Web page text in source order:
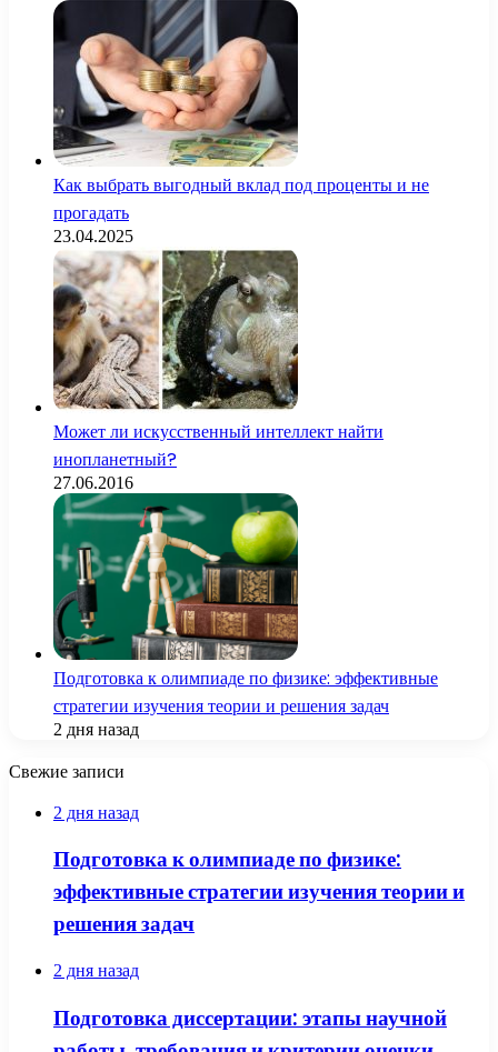
Как выбрать выгодный вклад под проценты и не
прогадать
23.04.2025
Может ли искусственный интеллект найти
инопланетный?
27.06.2016
Подготовка к олимпиаде по физике: эффективные
стратегии изучения теории и решения задач
2 дня назад
Свежие записи
2 дня назад
Подготовка к олимпиаде по физике:
эффективные стратегии изучения теории и
решения задач
2 дня назад
Подготовка диссертации: этапы научной